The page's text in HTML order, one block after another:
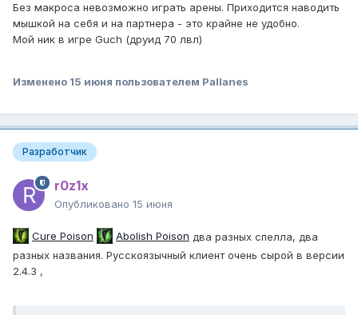
Без макроса невозможно играть арены. Приходится наводить
мышкой на себя и на партнера - это крайне не удобно.
Мой ник в игре Guch (друид 70 лвл)
Изменено 15 июня пользователем Pallanes
Разработчик
r0z1x
Опубликовано 15 июня
Cure Poison Abolish Poison два разных спелла, два
разных названия. Русскоязычный клиент очень сырой в версии
2.4.3 ,